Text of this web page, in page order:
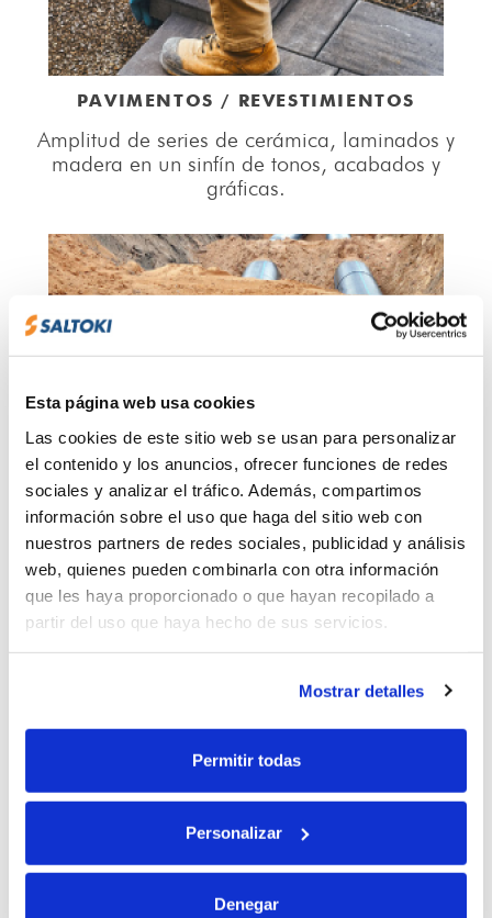
Esta página web usa cookies
Las cookies de este sitio web se usan para personalizar
el contenido y los anuncios, ofrecer funciones de redes
sociales y analizar el tráfico. Además, compartimos
información sobre el uso que haga del sitio web con
nuestros partners de redes sociales, publicidad y análisis
web, quienes pueden combinarla con otra información
que les haya proporcionado o que hayan recopilado a
partir del uso que haya hecho de sus servicios.
Mostrar detalles
Permitir todas
Personalizar
Denegar
PAVIMENTOS / REVESTIMIENTOS
Amplitud de series de cerámica, laminados y
madera en un sinfín de tonos, acabados y
gráficas.
OBRA CIVIL
Las ciudades y su urbanismo están cambiando.
Conoce las soluciones y materiales más
innovadores, acordes a las nuevas normativas y
tendencias.